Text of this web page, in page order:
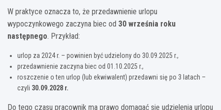
W praktyce oznacza to, że przedawnienie urlopu
wypoczynkowego zaczyna biec od 30 września roku
następnego. Przykład:
urlop za 2024 r. – powinien być udzielony do 30.09.2025 r.,
przedawnienie zaczyna biec od 01.10.2025 r.,
roszczenie o ten urlop (lub ekwiwalent) przedawni się po 3 latach –
czyli 30.09.2028 r.
Do tego czasu pracownik ma prawo domagać się udzielenia urlopu